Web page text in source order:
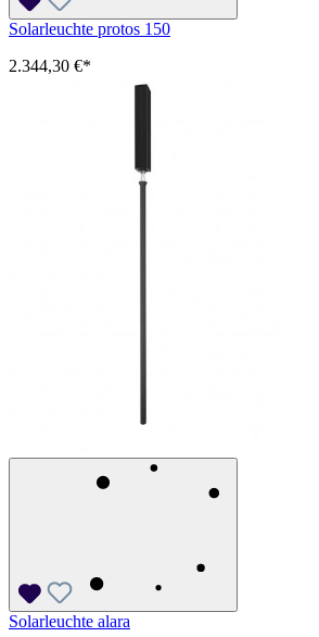
Solarleuchte protos 150
2.344,30 €*
Solarleuchte alara